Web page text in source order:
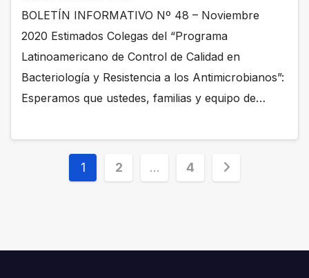
BOLETÍN INFORMATIVO Nº 48 – Noviembre
2020 Estimados Colegas del “Programa
Latinoamericano de Control de Calidad en
Bacteriología y Resistencia a los Antimicrobianos”:
Esperamos que ustedes, familias y equipo de…
Paginación
1 2 … 4